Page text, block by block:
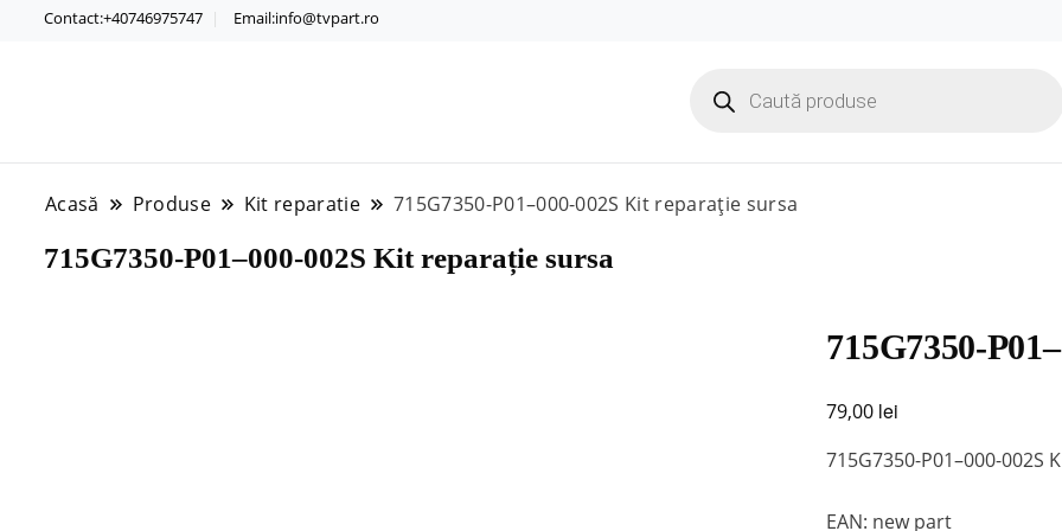
Contact:+40746975747 Email:info@tvpart.ro
search
Acasă Produse Kit reparatie 715G7350-P01–000-002S Kit reparație sursa
715G7350-P01–000-002S Kit reparație sursa
715G7350-
79,00 lei
715G7350-P01–000-002S
EAN: new part